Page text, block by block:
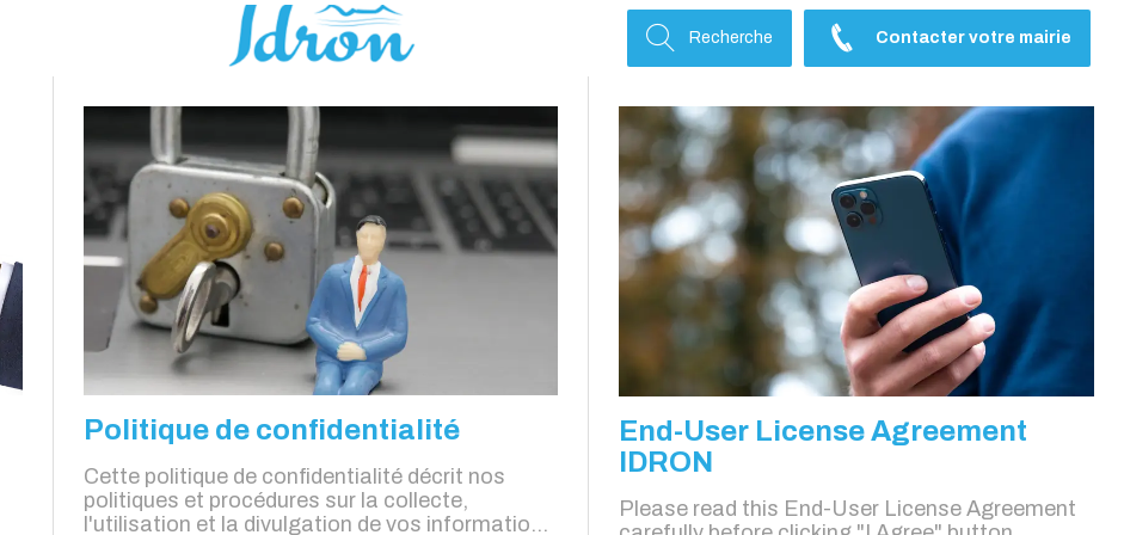
Recherche Contacter votre mairie
Politique de confidentialité
Cette politique de confidentialité décrit nos
politiques et procédures sur la collecte,
l'utilisation et la divulgation de vos informations
End-User License Agreement
IDRON
Please read this End-User License Agreement